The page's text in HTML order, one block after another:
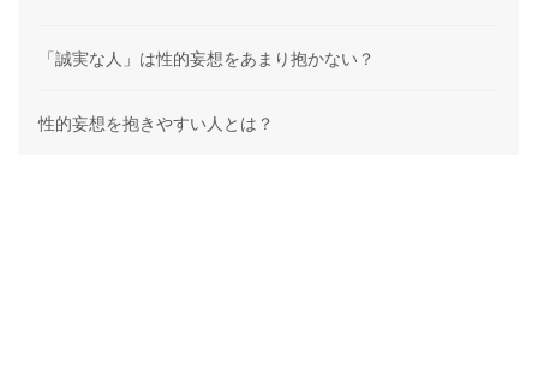
「誠実な人」は性的妄想をあまり抱かない？
性的妄想を抱きやすい人とは？